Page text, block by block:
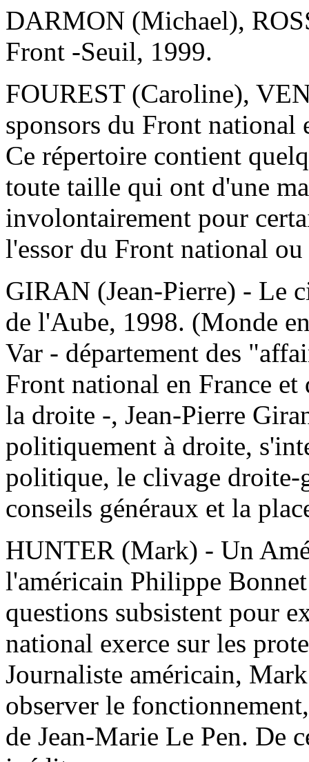
DARMON (Michael),
Front -Seuil, 1999.
FOUREST (Caroline),
sponsors du Front national
Ce répertoire contient
toute taille qui ont d'une
involontairement pour
l'essor du Front national
GIRAN (Jean-Pierre) - Le
de l'Aube, 1998. (Monde
Var - département des
Front national en France et
la droite -, Jean-Pierre
politiquement à droite,
politique, le clivage droite-
conseils généraux et la
HUNTER (Mark) - Un
l'américain Philippe
questions subsistent pour
national exerce sur les
Journaliste américain,
observer le
de Jean-Marie Le Pen. De